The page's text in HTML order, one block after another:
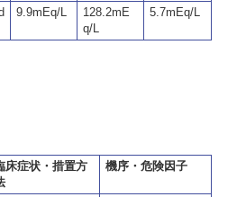
9.9mEq/L
128.2mE
q/L
5.7mEq/L
床症状・措置方
機序・危険因子